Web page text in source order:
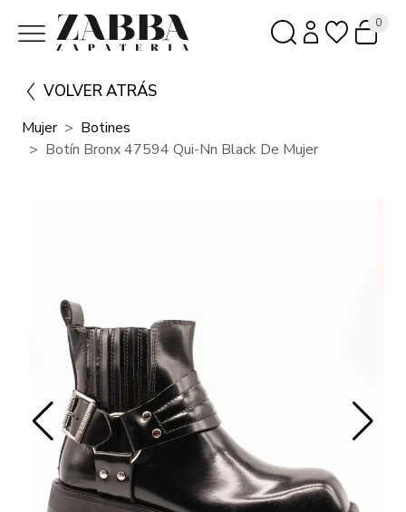
0
VOLVER ATRÁS
Mujer
Botines
Botín Bronx 47594 Qui-Nn Black De Mujer